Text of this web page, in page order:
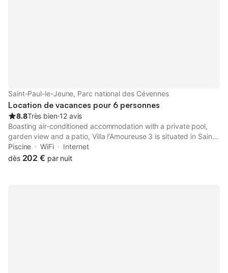
Saint-Paul-le-Jeune, Parc national des Cévennes
Location de vacances pour 6 personnes
8.8Très bien⋅12 avis
Boasting air-conditioned accommodation with a private pool,
garden view and a patio, Villa l'Amoureuse 3 is situated in Saint-
Paul-le-Jeune. This property offers access to a terrace, free
private parking and free WiFi.
Piscine WiFi
Internet
dès 202 € par nuit